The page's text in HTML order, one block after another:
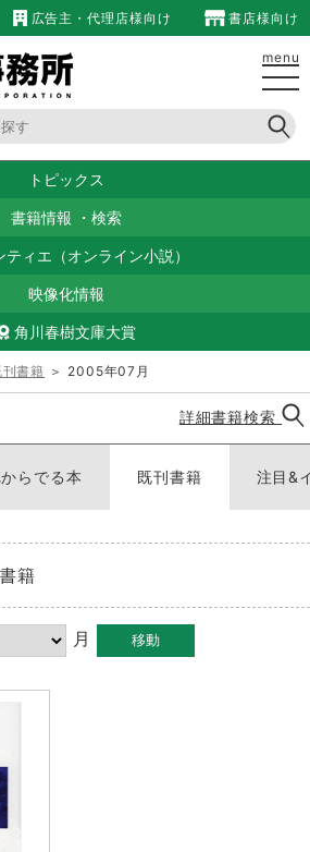
広告主・代理店様向け 書店様向け
menu
トピックス
書籍情報 ・ 検索
ィエ（オンライン小説）
映像化情報
角川春樹文庫大賞
刊書籍 ＞ 2005年07月
詳細書籍検索
らでる本 既刊書籍 注目&
籍
月